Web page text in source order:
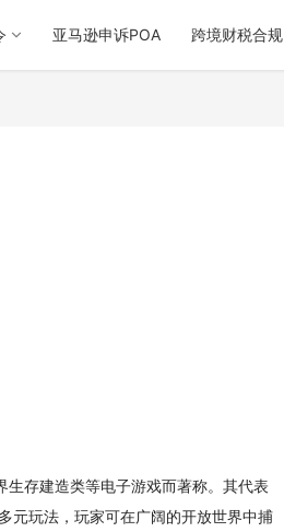
亚马逊申诉POA 跨境财税合规
存建造类等电子游戏而著称。其代表
元玩法，玩家可在广阔的开放世界中捕